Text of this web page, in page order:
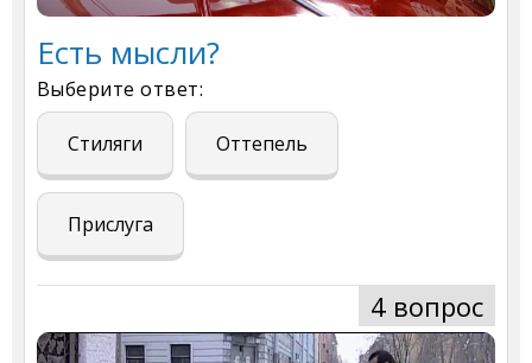
Есть мысли?
Выберите ответ:
Стиляги Оттепель
Прислуга
4 вопрос